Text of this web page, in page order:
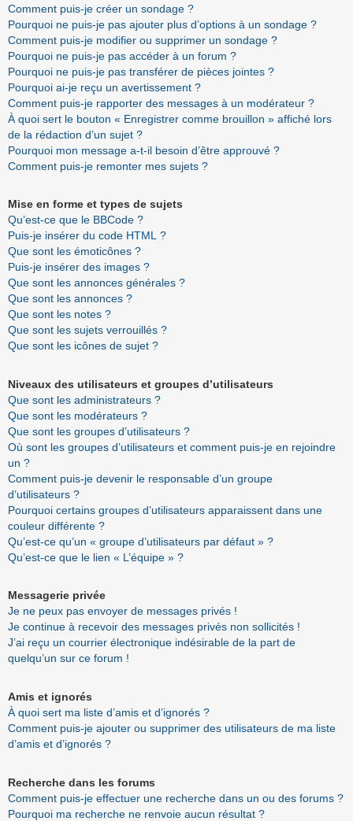
Comment puis-je créer un sondage ?
Pourquoi ne puis-je pas ajouter plus d’options à un sondage ?
Comment puis-je modifier ou supprimer un sondage ?
Pourquoi ne puis-je pas accéder à un forum ?
Pourquoi ne puis-je pas transférer de pièces jointes ?
Pourquoi ai-je reçu un avertissement ?
Comment puis-je rapporter des messages à un modérateur ?
À quoi sert le bouton « Enregistrer comme brouillon » affiché lors
de la rédaction d’un sujet ?
Pourquoi mon message a-t-il besoin d’être approuvé ?
Comment puis-je remonter mes sujets ?
Mise en forme et types de sujets
Qu’est-ce que le BBCode ?
Puis-je insérer du code HTML ?
Que sont les émoticônes ?
Puis-je insérer des images ?
Que sont les annonces générales ?
Que sont les annonces ?
Que sont les notes ?
Que sont les sujets verrouillés ?
Que sont les icônes de sujet ?
Niveaux des utilisateurs et groupes d’utilisateurs
Que sont les administrateurs ?
Que sont les modérateurs ?
Que sont les groupes d’utilisateurs ?
Où sont les groupes d’utilisateurs et comment puis-je en rejoindre
un ?
Comment puis-je devenir le responsable d’un groupe
d’utilisateurs ?
Pourquoi certains groupes d’utilisateurs apparaissent dans une
couleur différente ?
Qu’est-ce qu’un « groupe d’utilisateurs par défaut » ?
Qu’est-ce que le lien « L’équipe » ?
Messagerie privée
Je ne peux pas envoyer de messages privés !
Je continue à recevoir des messages privés non sollicités !
J’ai reçu un courrier électronique indésirable de la part de
quelqu’un sur ce forum !
Amis et ignorés
À quoi sert ma liste d’amis et d’ignorés ?
Comment puis-je ajouter ou supprimer des utilisateurs de ma liste
d’amis et d’ignorés ?
Recherche dans les forums
Comment puis-je effectuer une recherche dans un ou des forums ?
Pourquoi ma recherche ne renvoie aucun résultat ?